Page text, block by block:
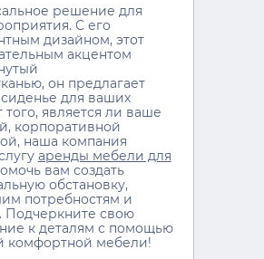
решение для
С его
дизайном, этот
акцентом
он предлагает
для ваших
является ли ваше
корпоративной
наша компания
аренды мебели для
вам создать
обстановку,
потребностям и
Подчеркните свою
к деталям с помощью
комфортной мебели!